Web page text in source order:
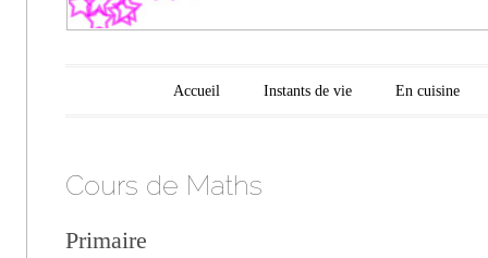
Menu principal
Aller au contenu
Accueil Instants de vie En cuisine
Cours de Maths
Primaire